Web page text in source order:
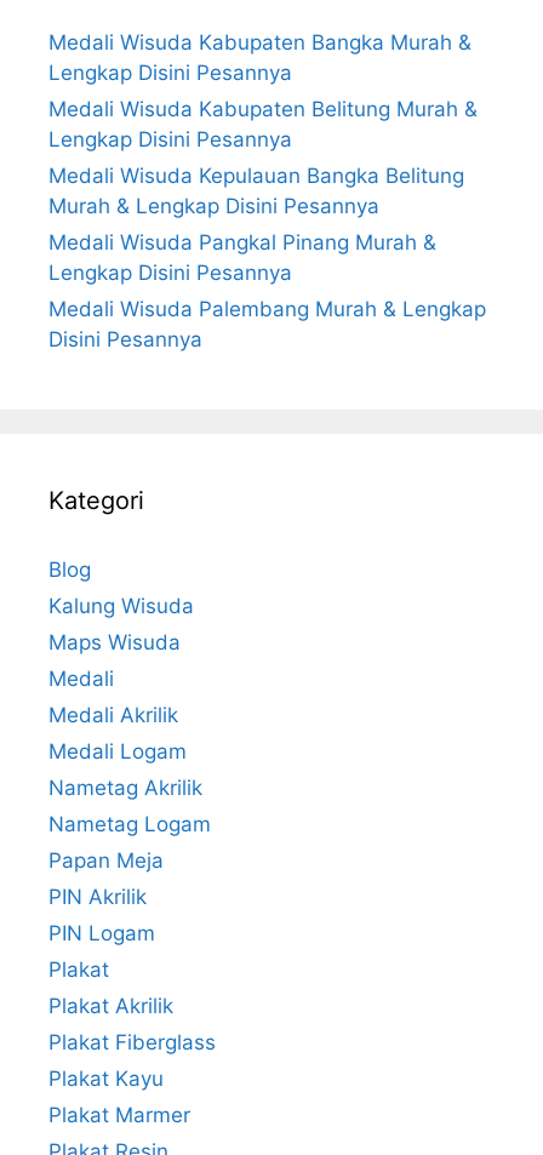
Medali Wisuda Kabupaten Bangka Murah &
Lengkap Disini Pesannya
Medali Wisuda Kabupaten Belitung Murah &
Lengkap Disini Pesannya
Medali Wisuda Kepulauan Bangka Belitung
Murah & Lengkap Disini Pesannya
Medali Wisuda Pangkal Pinang Murah &
Lengkap Disini Pesannya
Medali Wisuda Palembang Murah & Lengkap
Disini Pesannya
Kategori
Blog
Kalung Wisuda
Maps Wisuda
Medali
Medali Akrilik
Medali Logam
Nametag Akrilik
Nametag Logam
Papan Meja
PIN Akrilik
PIN Logam
Plakat
Plakat Akrilik
Plakat Fiberglass
Plakat Kayu
Plakat Marmer